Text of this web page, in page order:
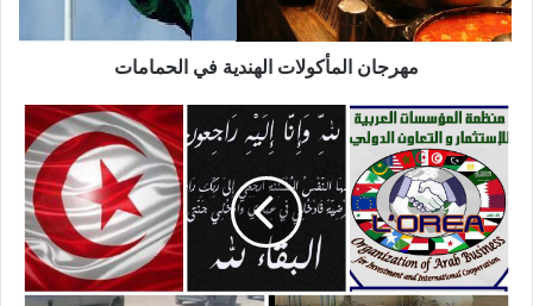
مهرجان المأكولات الهندية في الحمامات